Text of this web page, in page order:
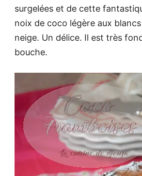
surgelées et de cette
noix de coco légère aux
neige. Un délice. Il est très
bouche.